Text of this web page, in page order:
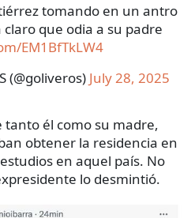
tomando en un antro
que odia a su padre
EM1BfTkLW4
(@goliveros) July 28, 2025
tanto él como su madre,
obtener la residencia en
en aquel país. No
lo desmintió.